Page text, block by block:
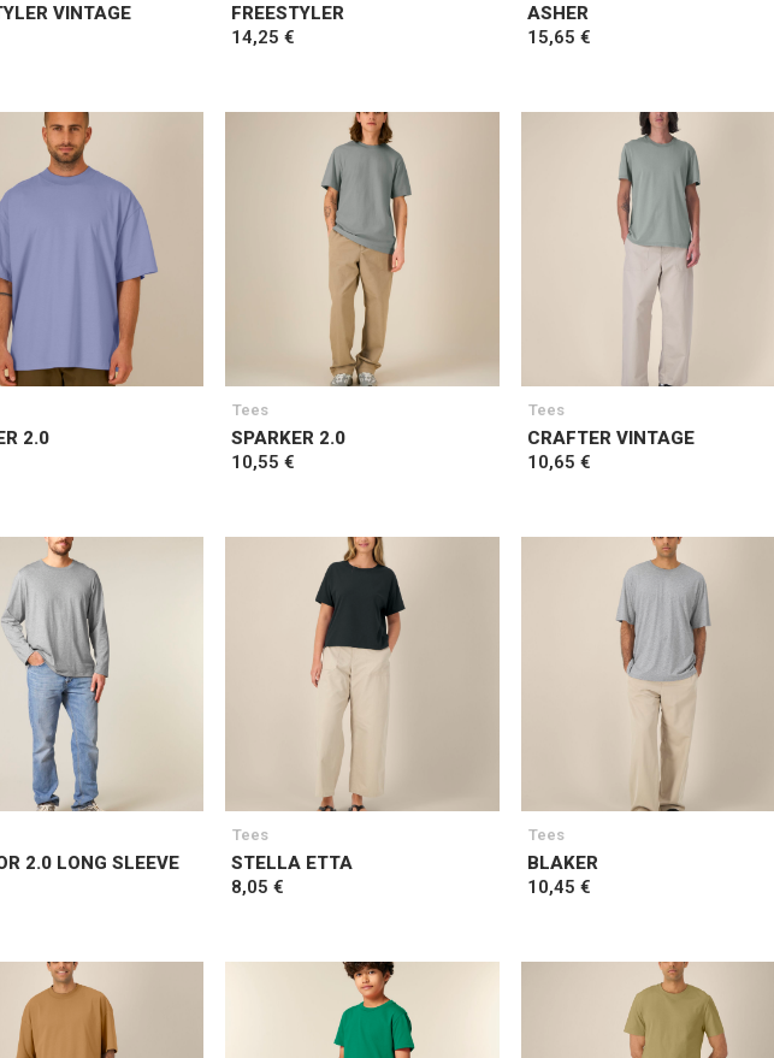
VINTAGE
FREESTYLER
14,25 €
ASHER
15,65 €
2.0
Tees
SPARKER 2.0
10,55 €
Tees
CRAFTER VINTAGE
10,65 €
2.0 LONG SLEEVE
Tees
STELLA ETTA
8,05 €
Tees
BLAKER
10,45 €